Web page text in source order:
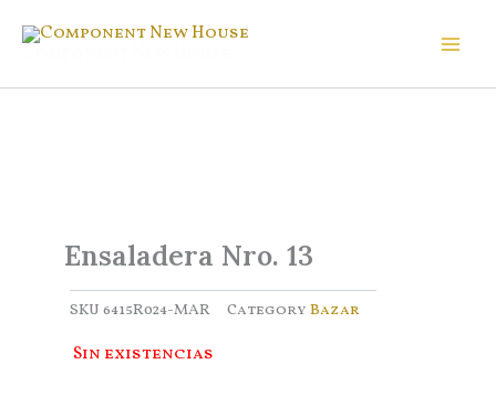
Ensaladera Nro. 13
SKU 6415R024-MAR Category Bazar
Sin existencias